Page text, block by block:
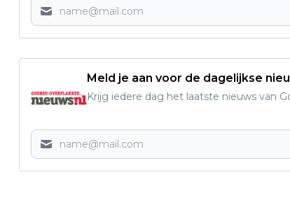
Meld je aan voor de dagelijkse
Krijg iedere dag het laatste nieuws van